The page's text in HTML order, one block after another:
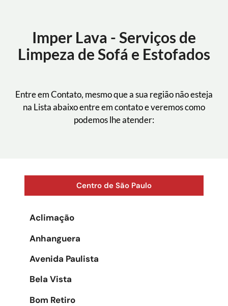
Imper Lava - Serviços de
Limpeza de Sofá e Estofados
Entre em Contato, mesmo que a sua região não esteja
na Lista abaixo entre em contato e veremos como
podemos lhe atender:
Centro de São Paulo
Aclimação
Anhanguera
Avenida Paulista
Bela Vista
Bom Retiro